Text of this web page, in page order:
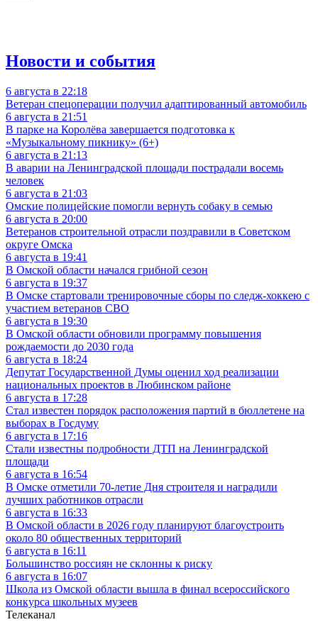
Новости и события
6 августа в 22:18
Ветеран спецоперации получил адаптированный автомобиль
6 августа в 21:51
В парке на Королёва завершается подготовка к
«Музыкальному пикнику» (6+)
6 августа в 21:13
В аварии на Ленинградской площади пострадали восемь
человек
6 августа в 21:03
Омские полицейские помогли вернуть собаку в семью
6 августа в 20:00
Ветеранов строительной отрасли поздравили в Советском
округе Омска
6 августа в 19:41
В Омской области начался грибной сезон
6 августа в 19:37
В Омске стартовали тренировочные сборы по следж-хоккею с
участием ветеранов СВО
6 августа в 19:30
В Омской области обновили программу повышения
рождаемости до 2030 года
6 августа в 18:24
Депутат Государственной Думы оценил ход реализации
национальных проектов в Любинском районе
6 августа в 17:28
Стал известен порядок расположения партий в бюллетене на
выборах в Госдуму
6 августа в 17:16
Стали известны подробности ДТП на Ленинградской
площади
6 августа в 16:54
В Омске отметили 70-летие Дня строителя и наградили
лучших работников отрасли
6 августа в 16:33
В Омской области в 2026 году планируют благоустроить
около 80 общественных территорий
6 августа в 16:11
Большинство россиян не склонны к риску
6 августа в 16:07
Школа из Омской области вышла в финал всероссийского
конкурса школьных музеев
Телеканал